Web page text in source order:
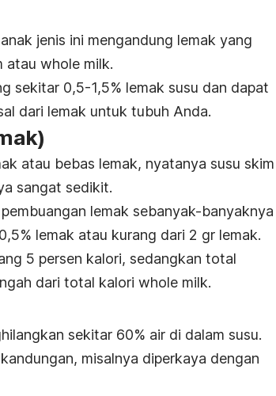
jenis ini mengandung lemak yang
atau whole milk.
sekitar 0,5-1,5% lemak susu dan dapat
dari lemak untuk tubuh Anda.
atau bebas lemak, nyatanya susu skim
sangat sedikit.
lemak sebanyak-banyaknya
lemak atau kurang dari 2 gr lemak.
5 persen kalori, sedangkan total
dari total kalori whole milk.
sekitar 60% air di dalam susu.
misalnya diperkaya dengan